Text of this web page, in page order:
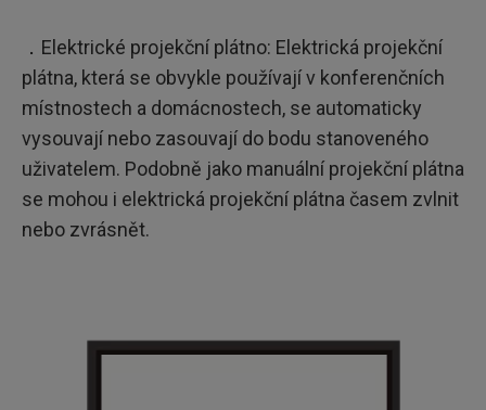
．Elektrické projekční plátno: Elektrická projekční
plátna, která se obvykle používají v konferenčních
místnostech a domácnostech, se automaticky
vysouvají nebo zasouvají do bodu stanoveného
uživatelem. Podobně jako manuální projekční plátna
se mohou i elektrická projekční plátna časem zvlnit
nebo zvrásnět.